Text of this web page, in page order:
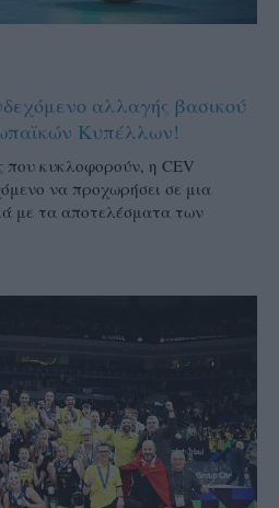
αλλαγής βασικού
Κυπέλλων!
κυκλοφορούν, η CEV
να προχωρήσει σε μια
με τα αποτελέσματα των